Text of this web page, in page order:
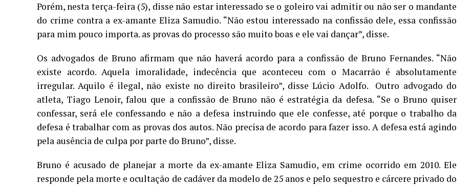
Porém, nesta terça-feira (5), disse não estar interessado se o goleiro vai admitir ou não ser o mandante
do crime contra a ex-amante Eliza Samudio. “Não estou interessado na confissão dele, essa confissão
para mim pouco importa. as provas do processo são muito boas e ele vai dançar”, disse.
Os advogados de Bruno afirmam que não haverá acordo para a confissão de Bruno Fernandes. “Não
existe acordo. Aquela imoralidade, indecência que aconteceu com o Macarrão é absolutamente
irregular. Aquilo é ilegal, não existe no direito brasileiro”, disse Lúcio Adolfo. Outro advogado do
atleta, Tiago Lenoir, falou que a confissão de Bruno não é estratégia da defesa. “Se o Bruno quiser
confessar, será ele confessando e não a defesa instruindo que ele confesse, até porque o trabalho da
defesa é trabalhar com as provas dos autos. Não precisa de acordo para fazer isso. A defesa está agindo
pela ausência de culpa por parte do Bruno”, disse.
Bruno é acusado de planejar a morte da ex-amante Eliza Samudio, em crime ocorrido em 2010. Ele
responde pela morte e ocultação de cadáver da modelo de 25 anos e pelo sequestro e cárcere privado do